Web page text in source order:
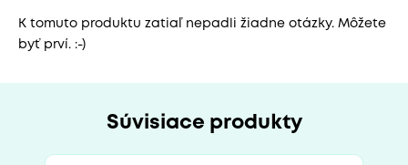
K tomuto produktu zatiaľ nepadli žiadne otázky. Môžete
byť prví. :-)
Súvisiace produkty